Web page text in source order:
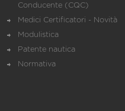
Conducente (CQC)
Medici Certificatori - Novità
Modulistica
Patente nautica
Normativa